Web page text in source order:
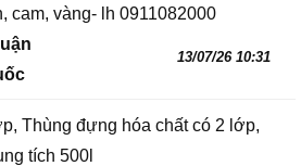
cam, vàng- lh 0911082000
13/07/26 10:31
Thùng đựng hóa chất có 2 lớp,
tích 500l